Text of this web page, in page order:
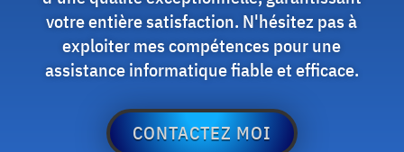
votre entière satisfaction. N'hésitez pas à
exploiter mes compétences pour une
assistance informatique fiable et efficace.
CONTACTEZ MOI